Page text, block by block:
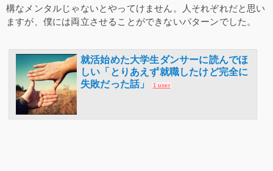
構なメンタルじゃないとやってけません。人それぞれだと思い
ますが、僕には両立させることができないパターンでした。
就活始めた大学生ダンサーに読んでほ
しい「とりあえず就職したけど完全に
失敗だった話」
1 user